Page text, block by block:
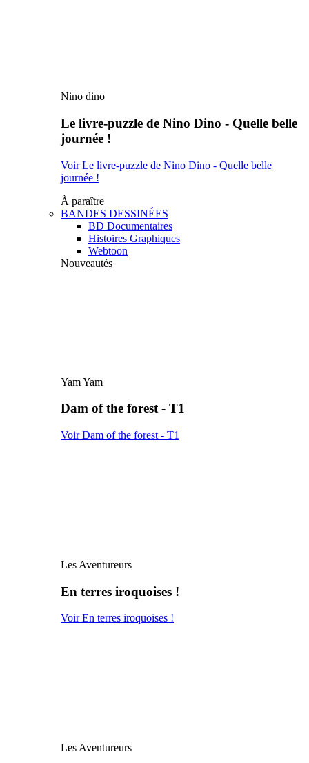
Nino dino
Le livre-puzzle de Nino Dino - Quelle belle
journée !
Voir Le livre-puzzle de Nino Dino - Quelle belle
journée !
À paraître
BANDES DESSINÉES
BD Documentaires
Histoires Graphiques
Webtoon
Nouveautés
Yam Yam
Dam of the forest - T1
Voir Dam of the forest - T1
Les Aventureurs
En terres iroquoises !
Voir En terres iroquoises !
Les Aventureurs